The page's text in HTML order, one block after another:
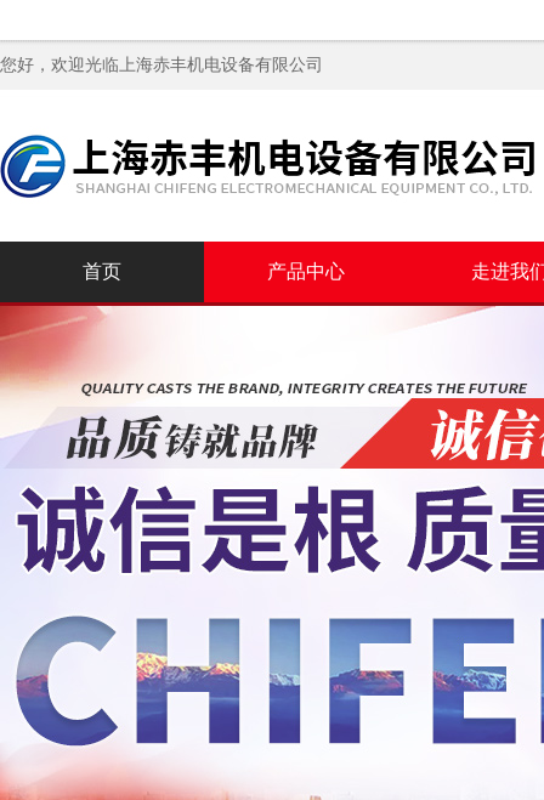
您好，欢迎光临上海赤丰机电设备有限公司
首页 产品中心 走进我